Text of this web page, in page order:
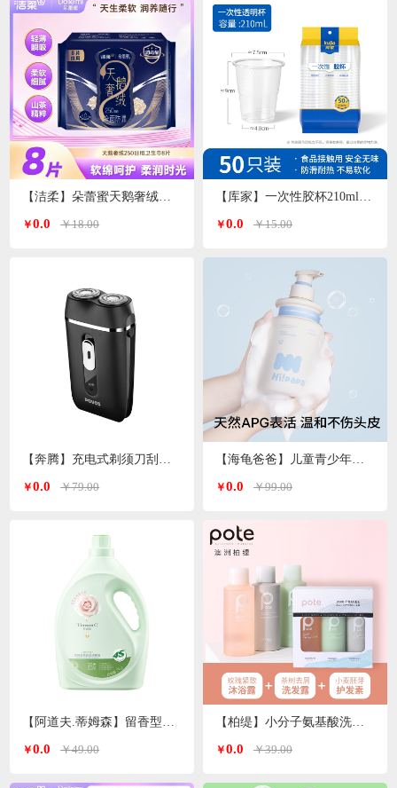
【洁柔】朵蕾蜜天鹅奢绒卫生巾日用250mm
￥0.0 ￥18.00
【奔腾】充电式剃须刀刮胡刀PQ8602
￥0.0 ￥79.00
￥0.0 ￥49.00
【库家】一次性胶杯210ml*50只/包KJ-1452
￥0.0 ￥15.00
【海龟爸爸】儿童青少年沐浴露/洗发水500ml/瓶
￥0.0 ￥99.00
￥0.0 ￥39.00